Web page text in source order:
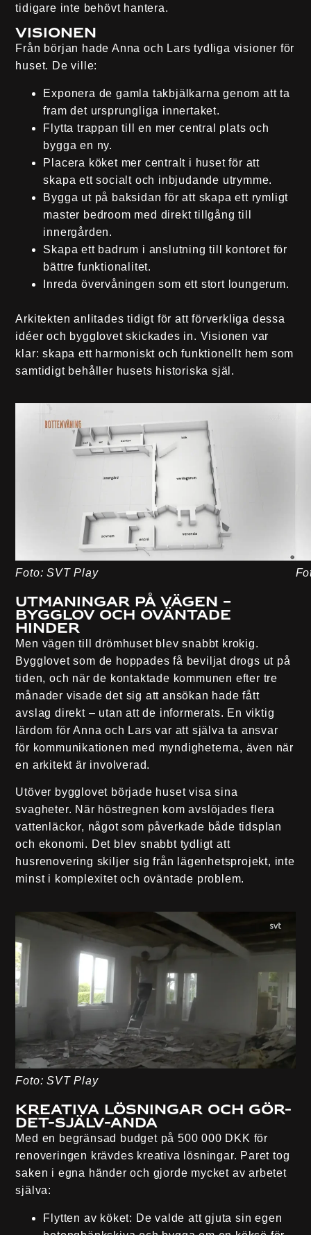
tidigare inte behövt hantera.
Visionen
Från början hade Anna och Lars tydliga visioner för
huset. De ville:
Exponera de gamla takbjälkarna genom att ta
fram det ursprungliga innertaket.
Flytta trappan till en mer central plats och
bygga en ny.
Placera köket mer centralt i huset för att
skapa ett socialt och inbjudande utrymme.
Bygga ut på baksidan för att skapa ett rymligt
master bedroom med direkt tillgång till
innergården.
Skapa ett badrum i anslutning till kontoret för
bättre funktionalitet.
Inreda övervåningen som ett stort loungerum.
Arkitekten anlitades tidigt för att förverkliga dessa
idéer och bygglovet skickades in. Visionen var
klar: skapa ett harmoniskt och funktionellt hem som
samtidigt behåller husets historiska själ.
Foto: SVT Play
Utmaningar på vägen –
bygglov och oväntade
hinder
Men vägen till drömhuset blev snabbt krokig.
Bygglovet som de hoppades få beviljat drogs ut på
tiden, och när de kontaktade kommunen efter tre
månader visade det sig att ansökan hade fått
avslag direkt – utan att de informerats. En viktig
lärdom för Anna och Lars var att själva ta ansvar
för kommunikationen med myndigheterna, även när
en arkitekt är involverad.
Utöver bygglovet började huset visa sina
svagheter. När höstregnen kom avslöjades flera
vattenläckor, något som påverkade både tidsplan
och ekonomi. Det blev snabbt tydligt att
husrenovering skiljer sig från lägenhetsprojekt, inte
minst i komplexitet och oväntade problem.
Foto: SVT Play
Kreativa lösningar och gör-
det-själv-anda
Med en begränsad budget på 500 000 DKK för
renoveringen krävdes kreativa lösningar. Paret tog
saken i egna händer och gjorde mycket av arbetet
själva:
Flytten av köket: De valde att gjuta sin egen